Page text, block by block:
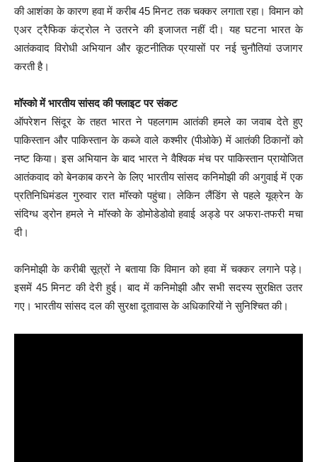
की आशंका के कारण हवा में करीब 45 मिनट तक चक्कर लगाता रहा। विमान को
एअर ट्रैफिक कंट्रोल ने उतरने की इजाजत नहीं दी। यह घटना भारत के
आतंकवाद विरोधी अभियान और कूटनीतिक प्रयासों पर नई चुनौतियां उजागर
करती है।
मॉस्को में भारतीय सांसद की फ्लाइट पर संकट
ऑपरेशन सिंदूर के तहत भारत ने पहलगाम आतंकी हमले का जवाब देते हुए
पाकिस्तान और पाकिस्तान के कब्जे वाले कश्मीर (पीओके) में आतंकी ठिकानों को
नष्ट किया। इस अभियान के बाद भारत ने वैश्विक मंच पर पाकिस्तान प्रायोजित
आतंकवाद को बेनकाब करने के लिए भारतीय सांसद कनिमोझी की अगुवाई में एक
प्रतिनिधिमंडल गुरुवार रात मॉस्को पहुंचा। लेकिन लैंडिंग से पहले यूक्रेन के
संदिग्ध ड्रोन हमले ने मॉस्को के डोमोडेडोवो हवाई अड्डे पर अफरा-तफरी मचा
दी।
कनिमोझी के करीबी सूत्रों ने बताया कि विमान को हवा में चक्कर लगाने पड़े।
इसमें 45 मिनट की देरी हुई। बाद में कनिमोझी और सभी सदस्य सुरक्षित उतर
गए। भारतीय सांसद दल की सुरक्षा दूतावास के अधिकारियों ने सुनिश्चित की।